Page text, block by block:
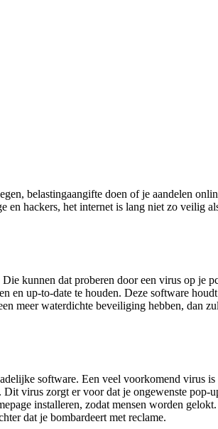
belastingaangifte doen of je aandelen
hackers, het internet is lang niet zo veilig
kunnen dat proberen door een virus op je
en up-to-date te houden. Deze software
meer waterdichte beveiliging hebben, dan
software. Een veel voorkomend virus
virus zorgt er voor dat je ongewenste pop-
installeren, zodat mensen worden
dat je bombardeert met reclame.